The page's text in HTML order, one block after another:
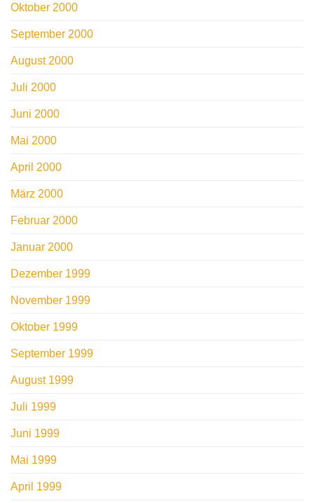
Oktober 2000
September 2000
August 2000
Juli 2000
Juni 2000
Mai 2000
April 2000
März 2000
Februar 2000
Januar 2000
Dezember 1999
November 1999
Oktober 1999
September 1999
August 1999
Juli 1999
Juni 1999
Mai 1999
April 1999